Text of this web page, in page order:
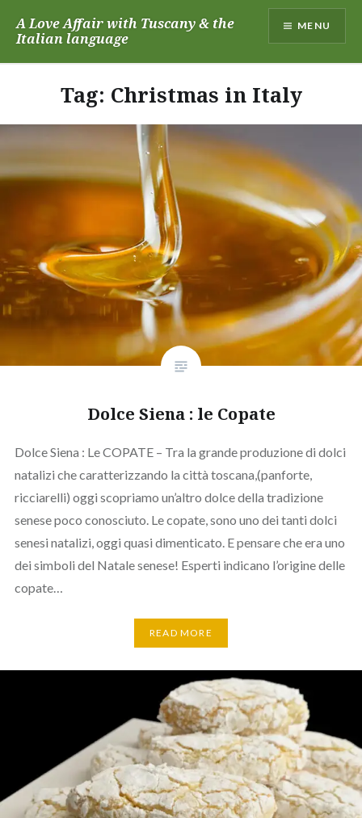
A Love Affair with Tuscany & the
Italian language
MENU
Tag: Christmas in Italy
Dolce Siena : le Copate
Dolce Siena : Le COPATE – Tra la grande produzione di dolci
natalizi che caratterizzando la città toscana,(panforte,
ricciarelli) oggi scopriamo un’altro dolce della tradizione
senese poco conosciuto. Le copate, sono uno dei tanti dolci
senesi natalizi, oggi quasi dimenticato. E pensare che era uno
dei simboli del Natale senese! Esperti indicano l’origine delle
copate…
READ MORE